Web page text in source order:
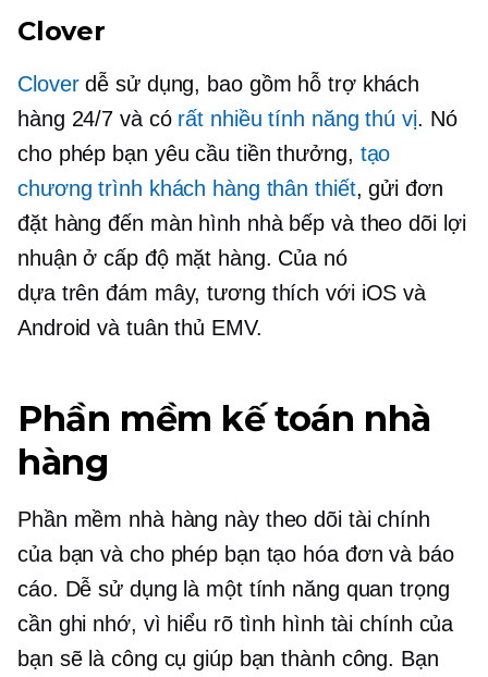
Clover
Cloverdễ sử dụng, bao gồm hỗ trợ khách
hàng 24/7 và có rất nhiều tính năng thú vị. Nó
cho phép bạn yêu cầu tiền thưởng, tạo
chương trình khách hàng thân thiết, gửi đơn
đặt hàng đến màn hình nhà bếp và theo dõi lợi
nhuận ở cấp độ mặt hàng. Của nó
dựa trên đám mây, tương thích với iOS và
Android và tuân thủ EMV.
Phần mềm kế toán nhà
hàng
Phần mềm nhà hàng này theo dõi tài chính
của bạn và cho phép bạn tạo hóa đơn và báo
cáo. Dễ sử dụng là một tính năng quan trọng
cần ghi nhớ, vì hiểu rõ tình hình tài chính của
bạn sẽ là công cụ giúp bạn thành công. Bạn